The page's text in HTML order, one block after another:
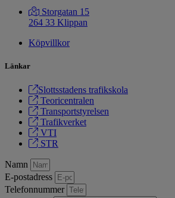
Storgatan 15
264 33 Klippan
Köpvillkor
Länkar
​​​​​​​Slottsstadens trafikskola
Teoricentralen
Transportstyrelsen
Trafikverket
VTI
STR
Namn
E-postadress
Telefonnummer